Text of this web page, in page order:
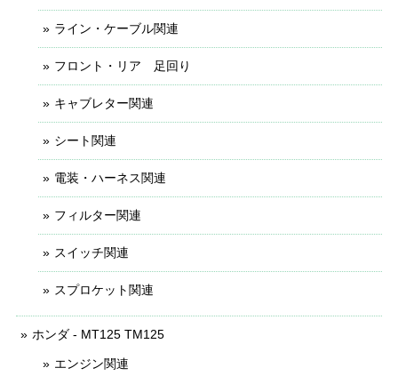
ライン・ケーブル関連
フロント・リア 足回り
キャブレター関連
シート関連
電装・ハーネス関連
フィルター関連
スイッチ関連
スプロケット関連
ホンダ - MT125 TM125
エンジン関連